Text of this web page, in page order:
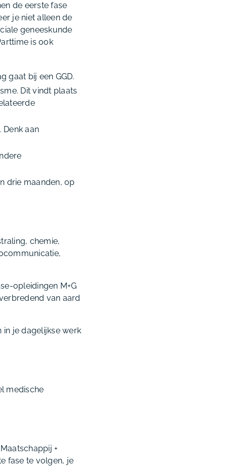
de eerste fase
je niet alleen de
geneeskunde
is ook
gaat bij een GGD.
Dit vindt plaats
Denk aan
drie maanden, op
chemie,
opleidingen M+G
van aard
in je dagelijkse werk
medische
+
fase te volgen, je